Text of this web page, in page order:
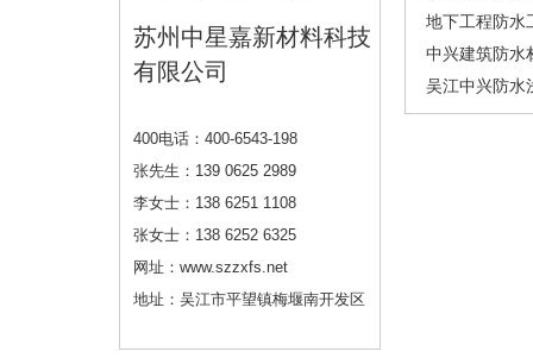
苏州中星嘉新材料科技
有限公司
400电话：400-6543-198
张先生：139 0625 2989
李女士：138 6251 1108
张女士：138 6252 6325
网址：www.szzxfs.net
地址：吴江市平望镇梅堰南开发区
地下工程防水
中兴建筑防水
吴江中兴防水